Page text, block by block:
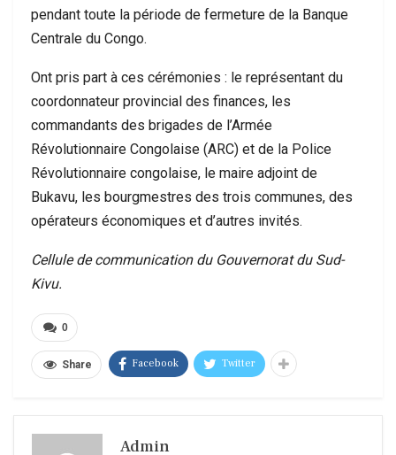
pendant toute la période de fermeture de la Banque
Centrale du Congo.
Ont pris part à ces cérémonies : le représentant du
coordonnateur provincial des finances, les
commandants des brigades de l’Armée
Révolutionnaire Congolaise (ARC) et de la Police
Révolutionnaire congolaise, le maire adjoint de
Bukavu, les bourgmestres des trois communes, des
opérateurs économiques et d’autres invités.
Cellule de communication du Gouvernorat du Sud-
Kivu.
0
Share Facebook Twitter
Admin